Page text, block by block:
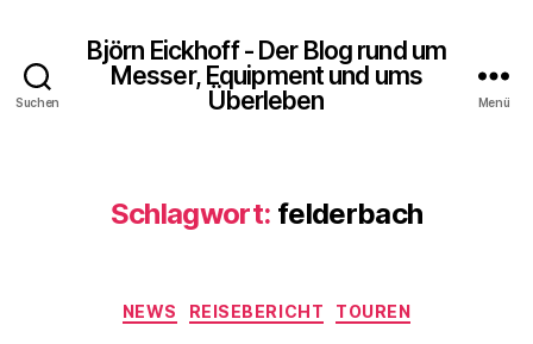
Suchen
Björn Eickhoff - Der Blog rund um
Messer, Equipment und ums
Überleben
Menü
Schlagwort: felderbach
Kategorien
NEWS REISEBERICHT TOUREN